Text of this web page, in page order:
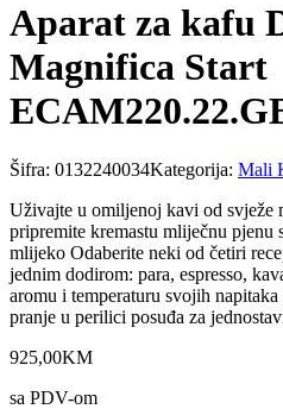
Aparat za kafu
Magnifica Start
Šifra: 0132240034Kategorija: Mali
Uživajte u omiljenoj kavi od svježe
pripremite kremastu mliječnu pjenu
mlijeko Odaberite neki od četiri
jednim dodirom: para, espresso,
aromu i temperaturu svojih
pranje u perilici posuđa za
925,00KM
sa PDV-om